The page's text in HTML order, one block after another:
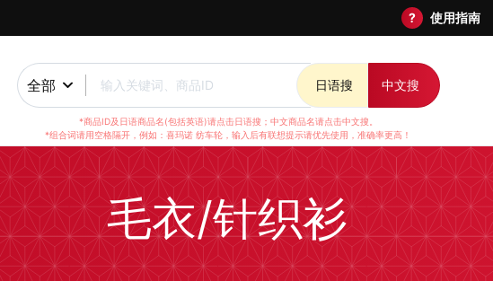
? 使用指南
全部 输入关键词、商品ID 日语搜 中文搜
*商品ID及日语商品名(包括英语)请点击日语搜；中文商品名请点击中文搜。
*组合词请用空格隔开，例如：喜玛诺 纺车轮，输入后有联想提示请优先使用，准确率更高！
毛衣/针织衫